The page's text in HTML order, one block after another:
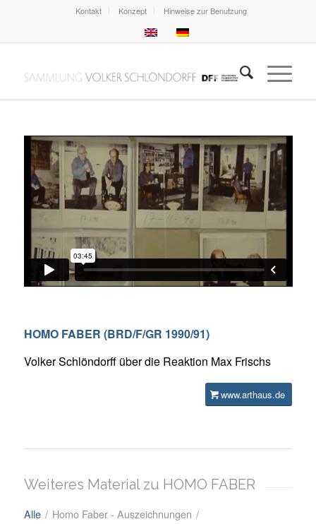
Kontakt Konzept Hinweise zur Benutzung
HOMO FABER (BRD/F/GR 1990/91)
Volker Schlöndorff über die Reaktion Max Frischs
www.arthaus.de
Weiteres Material zu HOMO FABER
Alle / Homo Faber - Auszeichnungen /